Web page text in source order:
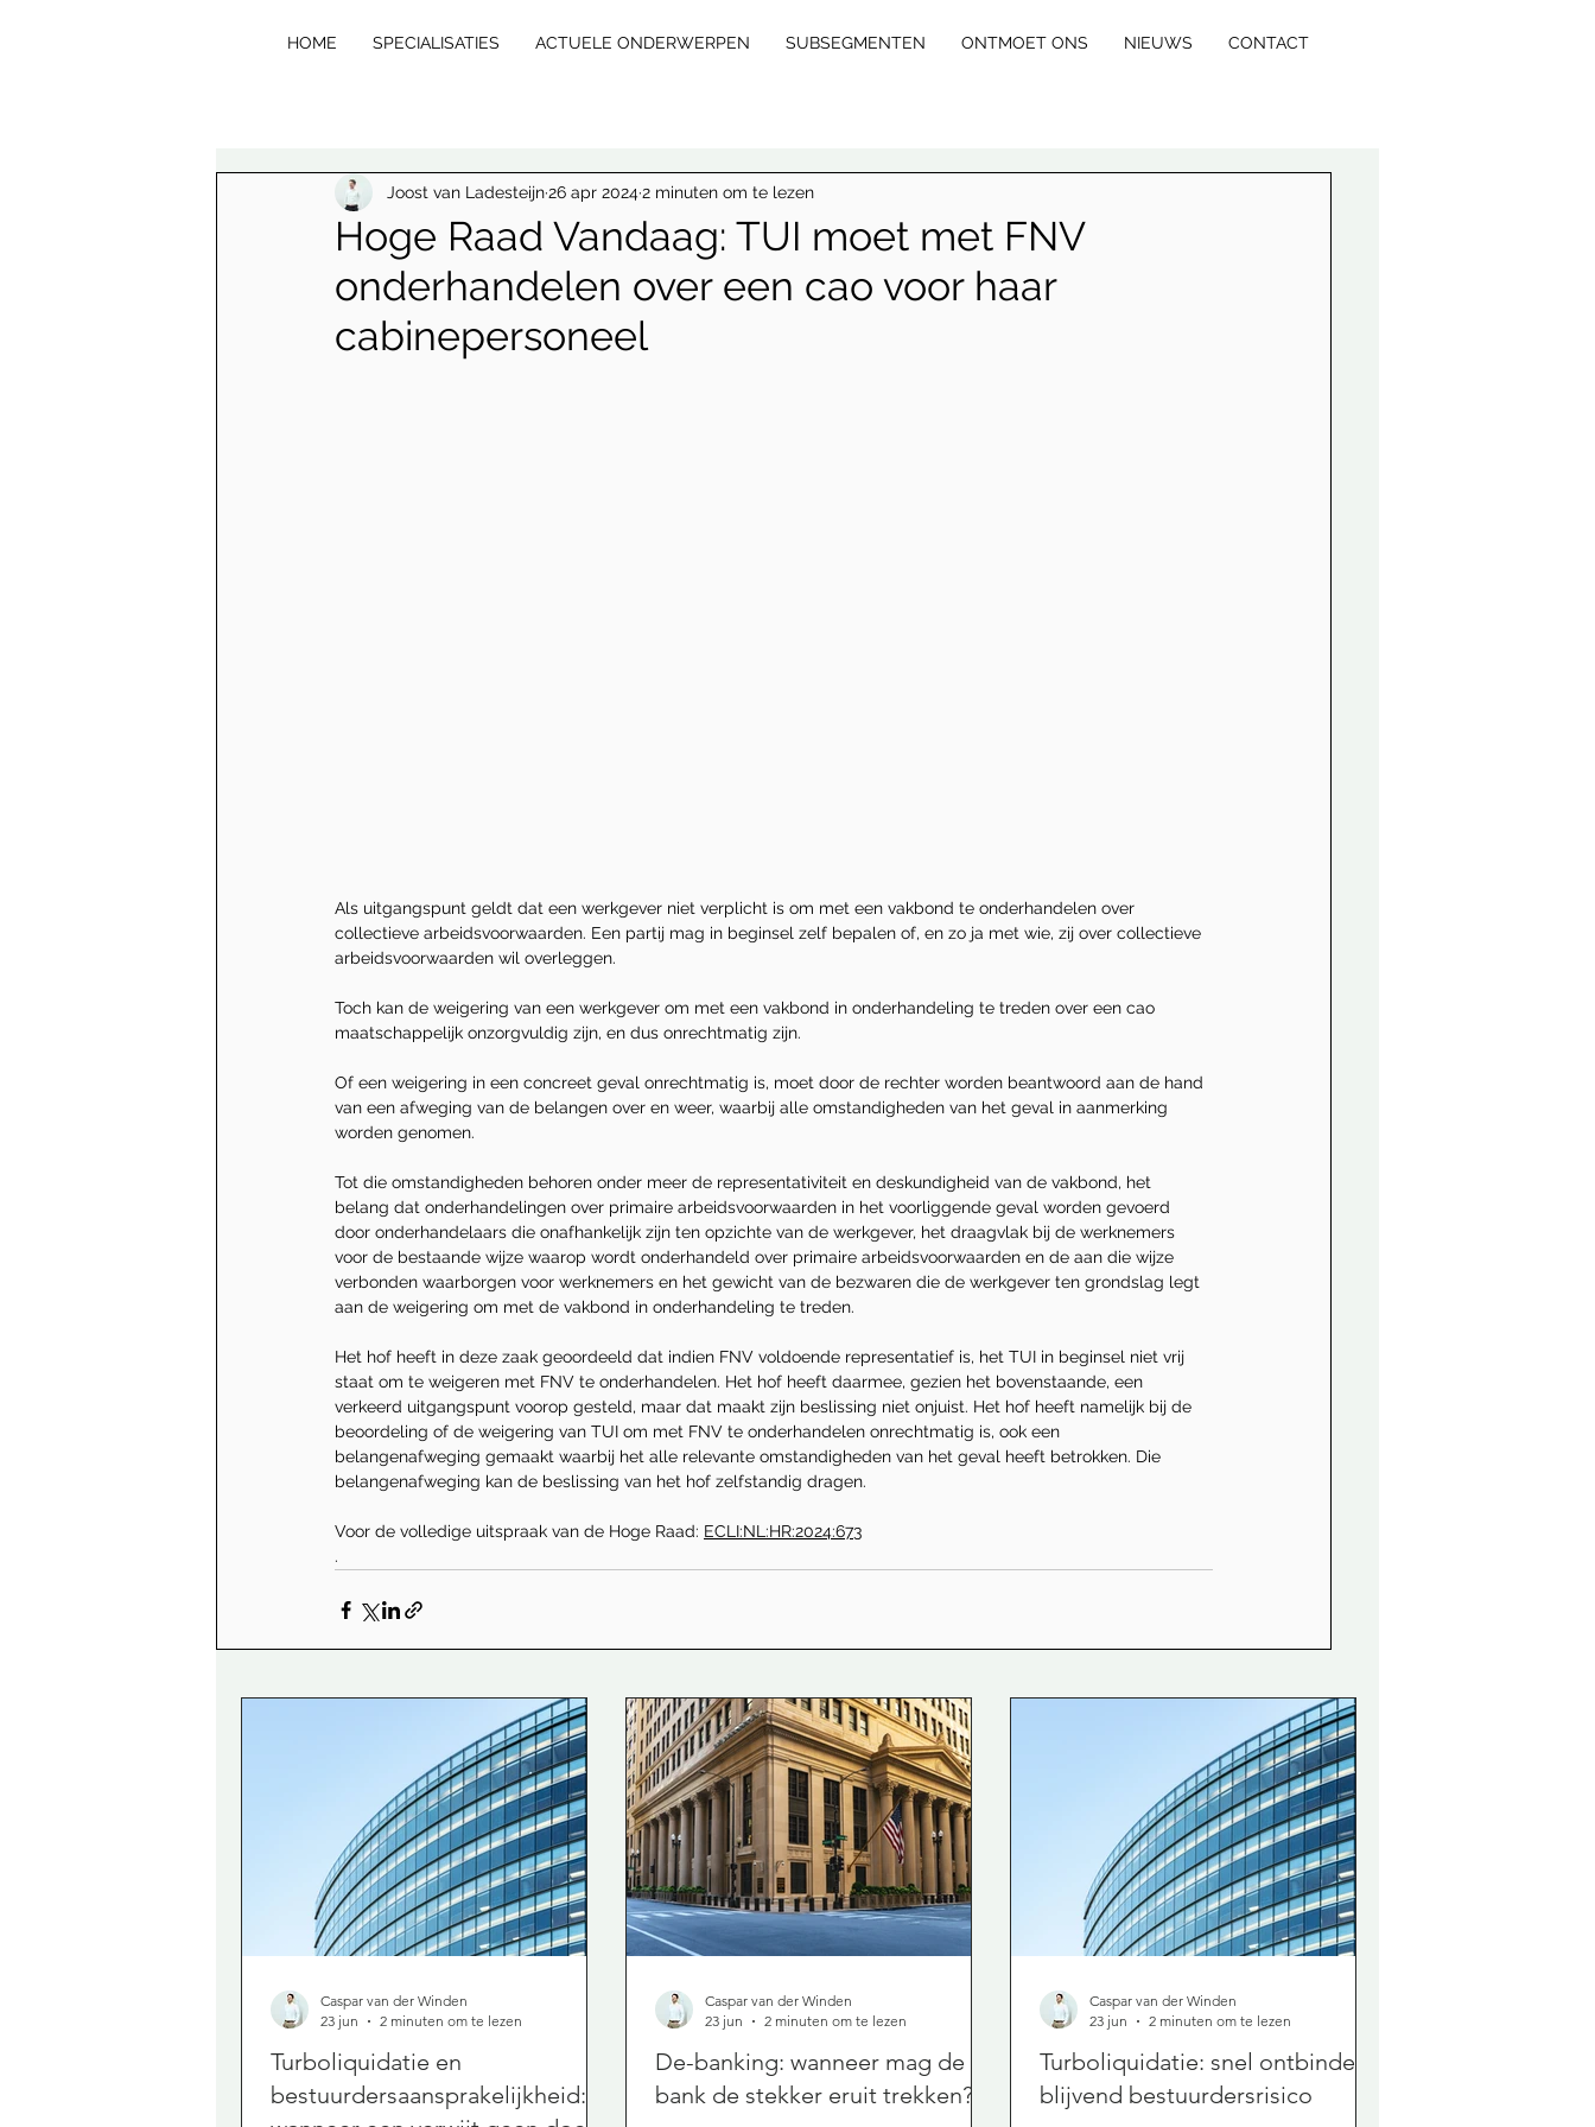
R TE X
L E GA
HOME SPECIALISATIES ACTUELE ONDERWERPEN SUBSEGMENTEN ONTMOET ONS NIEUWS CONTACT
Hoge Raad Vandaag: TUI moet met FNV
onderhandelen over een cao voor haar
cabinepersoneel
Joost van Ladesteijn26 apr 20242 minuten om te lezen
Als uitgangspunt geldt dat een werkgever niet verplicht is om met een vakbond te onderhandelen over
collectieve arbeidsvoorwaarden. Een partij mag in beginsel zelf bepalen of, en zo ja met wie, zij over collectieve
arbeidsvoorwaarden wil overleggen.
Toch kan de weigering van een werkgever om met een vakbond in onderhandeling te treden over een cao
maatschappelijk onzorgvuldig zijn, en dus onrechtmatig zijn.
Of een weigering in een concreet geval onrechtmatig is, moet door de rechter worden beantwoord aan de hand
van een afweging van de belangen over en weer, waarbij alle omstandigheden van het geval in aanmerking
worden genomen.
Tot die omstandigheden behoren onder meer de representativiteit en deskundigheid van de vakbond, het
belang dat onderhandelingen over primaire arbeidsvoorwaarden in het voorliggende geval worden gevoerd
door onderhandelaars die onafhankelijk zijn ten opzichte van de werkgever, het draagvlak bij de werknemers
voor de bestaande wijze waarop wordt onderhandeld over primaire arbeidsvoorwaarden en de aan die wijze
verbonden waarborgen voor werknemers en het gewicht van de bezwaren die de werkgever ten grondslag legt
aan de weigering om met de vakbond in onderhandeling te treden.
Het hof heeft in deze zaak geoordeeld dat indien FNV voldoende representatief is, het TUI in beginsel niet vrij
staat om te weigeren met FNV te onderhandelen. Het hof heeft daarmee, gezien het bovenstaande, een
verkeerd uitgangspunt voorop gesteld, maar dat maakt zijn beslissing niet onjuist. Het hof heeft namelijk bij de
beoordeling of de weigering van TUI om met FNV te onderhandelen onrechtmatig is, ook een
belangenafweging gemaakt waarbij het alle relevante omstandigheden van het geval heeft betrokken. Die
belangenafweging kan de beslissing van het hof zelfstandig dragen.
Voor de volledige uitspraak van de Hoge Raad: ECLI:NL:HR:2024:673
.
Turboliquidatie en
bestuurdersaansprakelijkheid:
Caspar van der Winden
23 jun
2 minuten om te lezen
De-banking: wanneer mag de
bank de stekker eruit trekken?
Caspar van der Winden
23 jun
2 minuten om te lezen
Turboliquidatie: snel ontbinden,
blijvend bestuurdersrisico
Caspar van der Winden
23 jun
2 minuten om te lezen